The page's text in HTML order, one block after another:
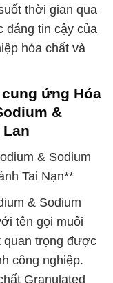
thời gian qua
đáng tin cậy của
hóa chất và
ứng Hóa
&
& Sodium
Tai Nạn**
& Sodium
tên gọi muối
quan trọng được
công nghiệp.
Granulated